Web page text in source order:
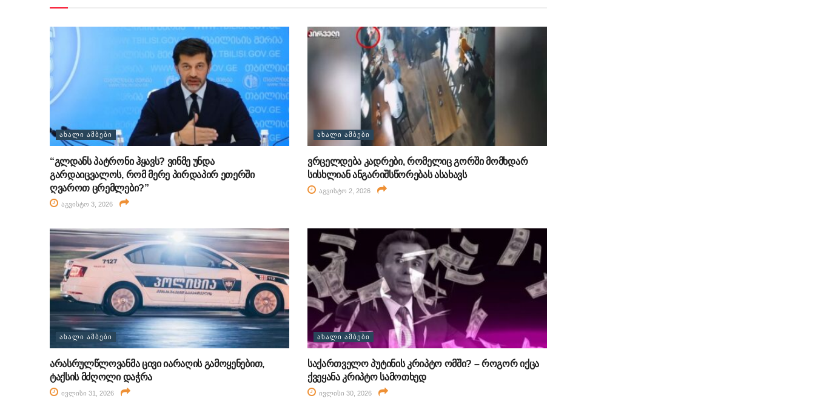
ᲐᲮᲐᲚᲘ ᲐᲛᲑᲔᲑᲘ
“გლდანს პატრონი ჰყავს? ვინმე უნდა
გარდაიცვალოს, რომ მერე პირდაპირ ეთერში
ღვაროთ ცრემლები?”
აგვისტო 3, 2026
ᲐᲮᲐᲚᲘ ᲐᲛᲑᲔᲑᲘ
ვრცელდება კადრები, რომელიც გორში მომხდარ
სისხლიან ანგარიშსწორებას ასახავს
აგვისტო 2, 2026
ᲐᲮᲐᲚᲘ ᲐᲛᲑᲔᲑᲘ
არასრულწლოვანმა ცივი იარაღის გამოყენებით,
ტაქსის მძღოლი დაჭრა
ივლისი 31, 2026
ᲐᲮᲐᲚᲘ ᲐᲛᲑᲔᲑᲘ
საქართველო პუტინის კრიპტო ომში? – როგორ იქცა
ქვეყანა კრიპტო სამოთხედ
ივლისი 30, 2026